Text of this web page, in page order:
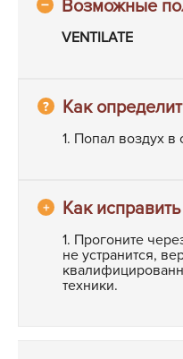
VENTILATE
1. Попал воздух в
1. Прогоните
не устранится,
техники.